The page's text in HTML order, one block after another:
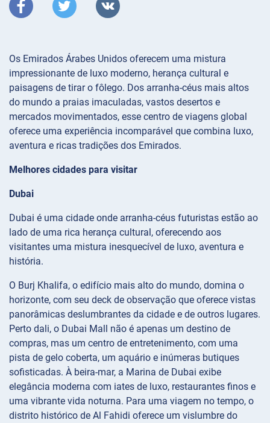
Os Emirados Árabes Unidos oferecem uma mistura
impressionante de luxo moderno, herança cultural e
paisagens de tirar o fôlego. Dos arranha-céus mais altos
do mundo a praias imaculadas, vastos desertos e
mercados movimentados, esse centro de viagens global
oferece uma experiência incomparável que combina luxo,
aventura e ricas tradições dos Emirados.
Melhores cidades para visitar
Dubai
Dubai é uma cidade onde arranha-céus futuristas estão ao
lado de uma rica herança cultural, oferecendo aos
visitantes uma mistura inesquecível de luxo, aventura e
história.
O Burj Khalifa, o edifício mais alto do mundo, domina o
horizonte, com seu deck de observação que oferece vistas
panorâmicas deslumbrantes da cidade e de outros lugares.
Perto dali, o Dubai Mall não é apenas um destino de
compras, mas um centro de entretenimento, com uma
pista de gelo coberta, um aquário e inúmeras butiques
sofisticadas. À beira-mar, a Marina de Dubai exibe
elegância moderna com iates de luxo, restaurantes finos e
uma vibrante vida noturna. Para uma viagem no tempo, o
distrito histórico de Al Fahidi oferece um vislumbre do